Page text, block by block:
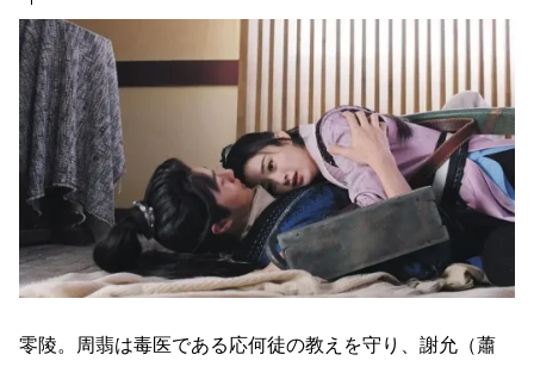
零陵。周翡は毒医である応何徒の教えを守り、謝允（蕭